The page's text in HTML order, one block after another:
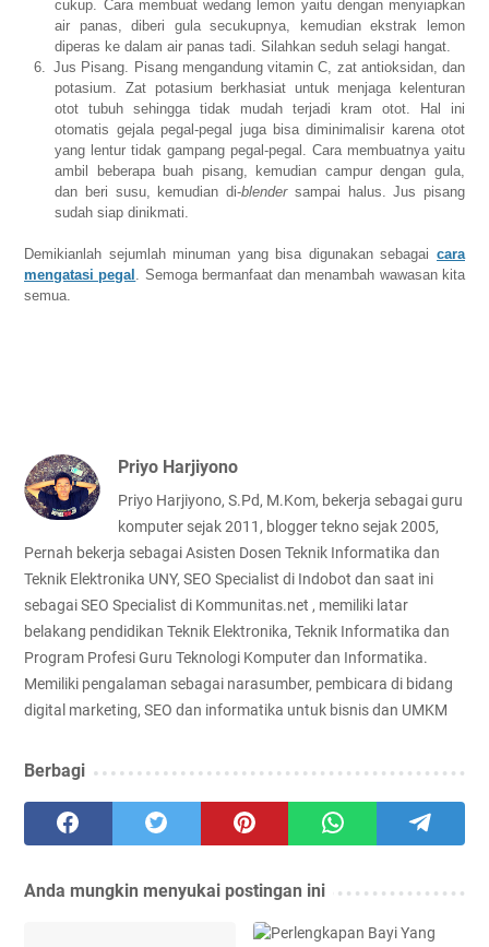
cukup. Cara membuat wedang lemon yaitu dengan menyiapkan
air panas, diberi gula secukupnya, kemudian ekstrak lemon
diperas ke dalam air panas tadi. Silahkan seduh selagi hangat.
6.
Jus Pisang. Pisang mengandung vitamin C, zat antioksidan, dan
potasium. Zat potasium berkhasiat untuk menjaga kelenturan
otot tubuh sehingga tidak mudah terjadi kram otot. Hal ini
otomatis gejala pegal-pegal juga bisa diminimalisir karena otot
yang lentur tidak gampang pegal-pegal. Cara membuatnya yaitu
ambil beberapa buah pisang, kemudian campur dengan gula,
dan beri susu, kemudian di-blendersampai halus. Jus pisang
sudah siap dinikmati.
Demikianlah sejumlah minuman yang bisa digunakan sebagai cara
mengatasi pegal
. Semoga bermanfaat dan menambah wawasan kita
semua.
Priyo Harjiyono
Priyo Harjiyono, S.Pd, M.Kom, bekerja sebagai guru
komputer sejak 2011, blogger tekno sejak 2005,
Pernah bekerja sebagai Asisten Dosen Teknik Informatika dan
Teknik Elektronika UNY, SEO Specialist di Indobot dan saat ini
sebagai SEO Specialist di Kommunitas.net , memiliki latar
belakang pendidikan Teknik Elektronika, Teknik Informatika dan
Program Profesi Guru Teknologi Komputer dan Informatika.
Memiliki pengalaman sebagai narasumber, pembicara di bidang
digital marketing, SEO dan informatika untuk bisnis dan UMKM
Berbagi
Anda mungkin menyukai postingan ini